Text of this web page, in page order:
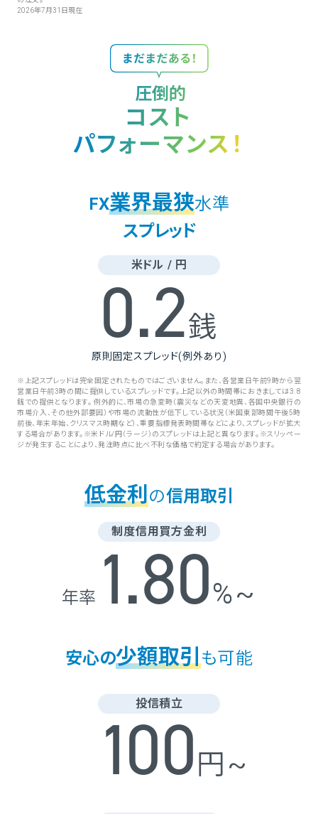
2026年7月31日現在
圧倒的
コスト
パフォーマンス！
FX業界最狭水準
スプレッド
米ドル / 円
0.2銭
原則固定スプレッド(例外あり)
低金利 の信用取引
制度信用買方金利
年率 1.80%~
※上記スプレッドは完全固定されたものではございません。また、各営業日午前9時から翌
営業日午前3時の間に提供しているスプレッドです。上記以外の時間帯におきましては3.8
銭での提供となります。 例外的に、市場の急変時（震災などの天変地異、各国中央銀行の
市場介入、その他外部要因）や市場の流動性が低下している状況（米国東部時間午後5時
前後、年末年始、クリスマス時期など）、重要指標発表時間帯などにより、スプレッドが拡大
する場合があります。※米ドル/円（ラージ）のスプレッドは上記と異なります。※スリッペー
ジが発生することにより、発注時点に比べ不利な価格で約定する場合があります。
安心の少額取引 も可能
投信積立
100円~